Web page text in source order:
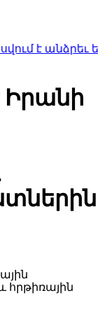
է անձրեւ եւ
Իրանի